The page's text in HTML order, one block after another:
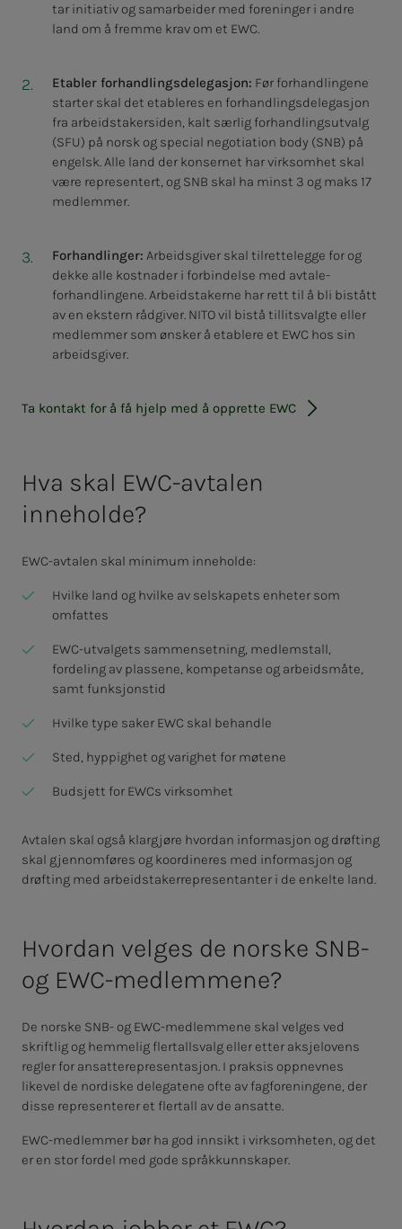
tar initiativ og samarbeider med foreninger i andre
land om å fremme krav om et EWC.
Etabler forhandlingsdelegasjon: Før forhandlingene
starter skal det etableres en forhandlingsdelegasjon
fra arbeidstakersiden, kalt særlig forhandlingsutvalg
(SFU) på norsk og special negotiation body (SNB) på
engelsk. Alle land der konsernet har virksomhet skal
være representert, og SNB skal ha minst 3 og maks 17
medlemmer.
Forhandlinger: Arbeidsgiver skal tilrettelegge for og
dekke alle kostnader i forbindelse med avtale-
forhandlingene. Arbeidstakerne har rett til å bli bistått
av en ekstern rådgiver. NITO vil bistå tillitsvalgte eller
medlemmer som ønsker å etablere et EWC hos sin
arbeidsgiver.
Ta kontakt for å få hjelp med å opprette EWC
Hva skal EWC-avtalen
inneholde?
EWC-avtalen skal minimum inneholde:
Hvilke land og hvilke av selskapets enheter som
omfattes
EWC-utvalgets sammensetning, medlemstall,
fordeling av plassene, kompetanse og arbeidsmåte,
samt funksjonstid
Hvilke type saker EWC skal behandle
Sted, hyppighet og varighet for møtene
Budsjett for EWCs virksomhet
Avtalen skal også klargjøre hvordan informasjon og drøfting
skal gjennomføres og koordineres med informasjon og
drøfting med arbeidstakerrepresentanter i de enkelte land.
Hvordan velges de norske SNB-
og EWC-medlemmene?
De norske SNB- og EWC-medlemmene skal velges ved
skriftlig og hemmelig flertallsvalg eller etter aksjelovens
regler for ansatterepresentasjon. I praksis oppnevnes
likevel de nordiske delegatene ofte av fagforeningene, der
disse representerer et flertall av de ansatte.
EWC-medlemmer bør ha god innsikt i virksomheten, og det
er en stor fordel med gode språkkunnskaper.